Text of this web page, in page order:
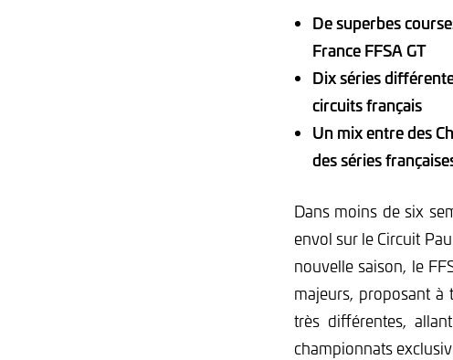
De superbes
France FFSA GT
Dix séries
circuits français
Un mix entre des
des séries
Dans moins de six
envol sur le Circuit
nouvelle saison, le
majeurs, proposant
très différentes,
championnats